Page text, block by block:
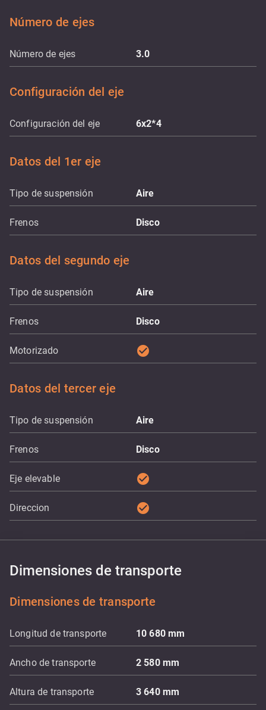
Número de ejes
Número de ejes 3.0
Configuración del eje
Configuración del eje 6x2*4
Datos del 1er eje
Tipo de suspensión Aire
Frenos Disco
Datos del segundo eje
Tipo de suspensión Aire
Frenos Disco
Motorizado check_circle
Datos del tercer eje
Tipo de suspensión Aire
Frenos Disco
Eje elevable check_circle
Direccion check_circle
Dimensiones de transporte
Dimensiones de transporte
Longitud de transporte 10 680mm
Ancho de transporte 2 580 mm
Altura de transporte 3 640 mm